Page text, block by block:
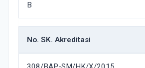
B
No. SK. Akreditasi